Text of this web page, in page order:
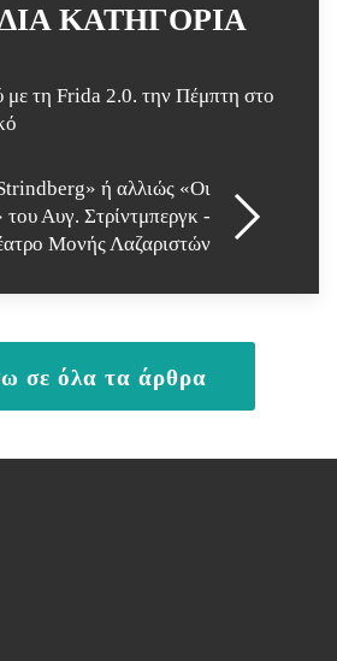
ΚΑΤΗΓΟΡΙΑ
με τη Frida 2.0. την Πέμπτη στο
ή αλλιώς «Οι
του Αυγ. Στρίντμπεργκ -
Μονής Λαζαριστών
σε όλα τα άρθρα